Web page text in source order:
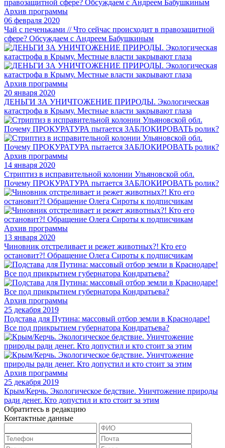
Архив программы
06 февраля 2020
Чай с печеньками // Что сейчас происходит в правозащитной
сфере? Обсуждаем с Андреем Бабушкиным
Архив программы
20 января 2020
ДЕНЬГИ ЗА УНИЧТОЖЕНИЕ ПРИРОДЫ. Экологическая
катастрофа в Крыму. Местные власти закрывают глаза
Архив программы
14 января 2020
Стриптиз в исправительной колонии Ульяновской обл.
Почему ПРОКУРАТУРА пытается ЗАБЛОКИРОВАТЬ ролик?
Архив программы
13 января 2020
Чиновник отстреливает и режет животных?! Кто его
остановит?! Обращение Олега Сироты к подписчикам
Архив программы
25 декабря 2019
Подстава для Путина: массовый отбор земли в Краснодаре!
Все под прикрытием губернатора Кондратьева?
Архив программы
25 декабря 2019
Крым/Керчь. Экологическое бедствие. Уничтожение природы
ради денег. Кто допустил и кто стоит за этим
Обратитесь в редакцию
Контактные данные